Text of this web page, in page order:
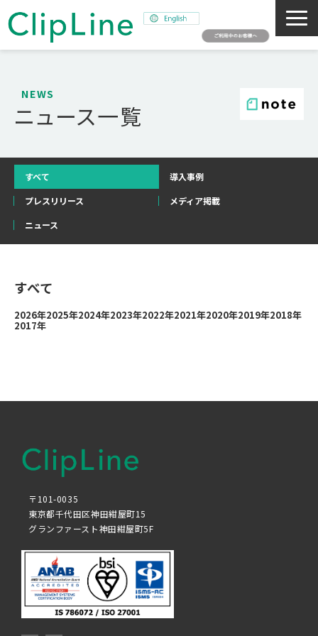
ミッション
サステナビリティ
採用情報
NEWS
ニュース一覧
すべて
導入事例
プレスリリース
メディア掲載
ニュース
すべて
2026年2025年2024年2023年2022年2021年2020年2019年2018年
2017年
〒101-0035
東京都千代田区神田紺屋町15
グランファースト神田紺屋町5F